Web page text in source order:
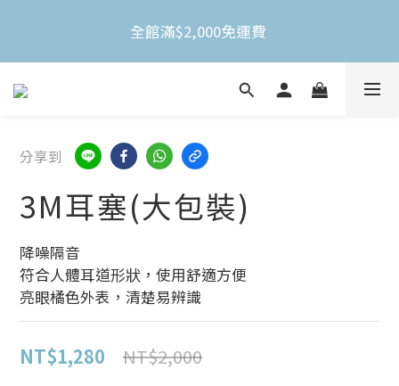
全館滿$2,000免運費
全館滿$2,000免運費
不限金額買就送3M Nexcare人工皮防水透氣繃(體驗
全館滿$2,000免運費
分享到
3M耳塞(大包裝)
降噪隔音
符合人體耳道形狀，使用舒適方便
亮眼橘色外表，清楚易辨識
NT$2,000
NT$1,280